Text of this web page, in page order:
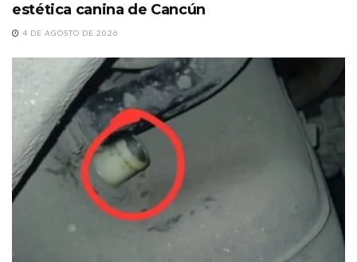
estética canina de Cancún
4 DE AGOSTO DE 2026